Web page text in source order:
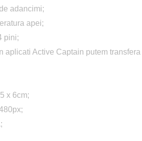
adancimi;
apei;
pini;
aplicati Active Captain putem
x 6cm;